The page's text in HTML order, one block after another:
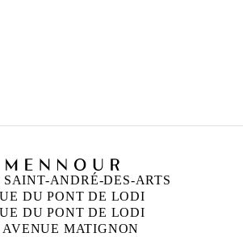
SAINT-ANDRÉ-DES-ARTS
DU PONT DE LODI
DU PONT DE LODI
AVENUE MATIGNON